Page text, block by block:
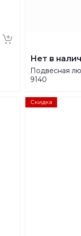
Нет в
Подвесная
9140
Скидка